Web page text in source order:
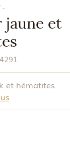
-
jaune et
et hématites.